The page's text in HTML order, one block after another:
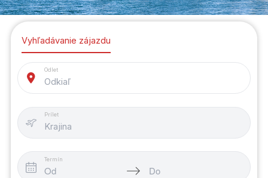
Vyhľadávanie zájazdu
Odlet
Odkiaľ
Prílet
Krajina
Termín